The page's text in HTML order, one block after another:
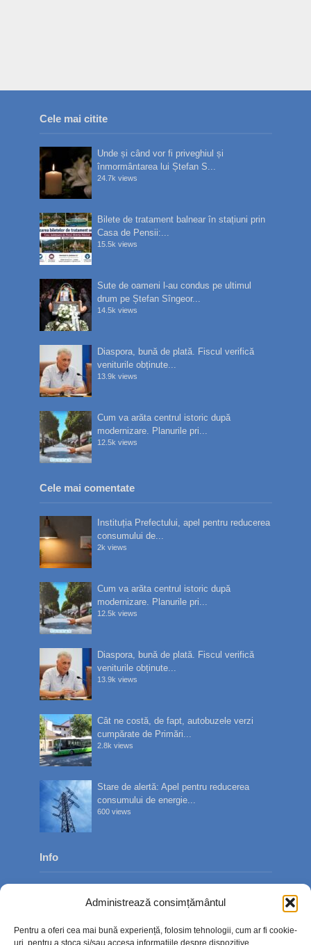
Administrează consimțământul
Pentru a oferi cea mai bună experiență, folosim tehnologii, cum ar fi cookie-
uri, pentru a stoca și/sau accesa informațiile despre dispozitive.
Cele mai citite
Unde și când vor fi priveghiul și
înmormântarea lui Ștefan S...
24.7k views
Bilete de tratament balnear în stațiuni prin
Casa de Pensii:...
15.5k views
Sute de oameni l-au condus pe ultimul
drum pe Ștefan Sîngeor...
14.5k views
Diaspora, bună de plată. Fiscul verifică
veniturile obținute...
13.9k views
Cum va arăta centrul istoric după
modernizare. Planurile pri...
12.5k views
Cele mai comentate
Instituția Prefectului, apel pentru reducerea
consumului de...
2k views
Cum va arăta centrul istoric după
modernizare. Planurile pri...
12.5k views
Diaspora, bună de plată. Fiscul verifică
veniturile obținute...
13.9k views
Cât ne costă, de fapt, autobuzele verzi
cumpărate de Primări...
2.8k views
Stare de alertă: Apel pentru reducerea
consumului de energie...
600 views
Info
Contact